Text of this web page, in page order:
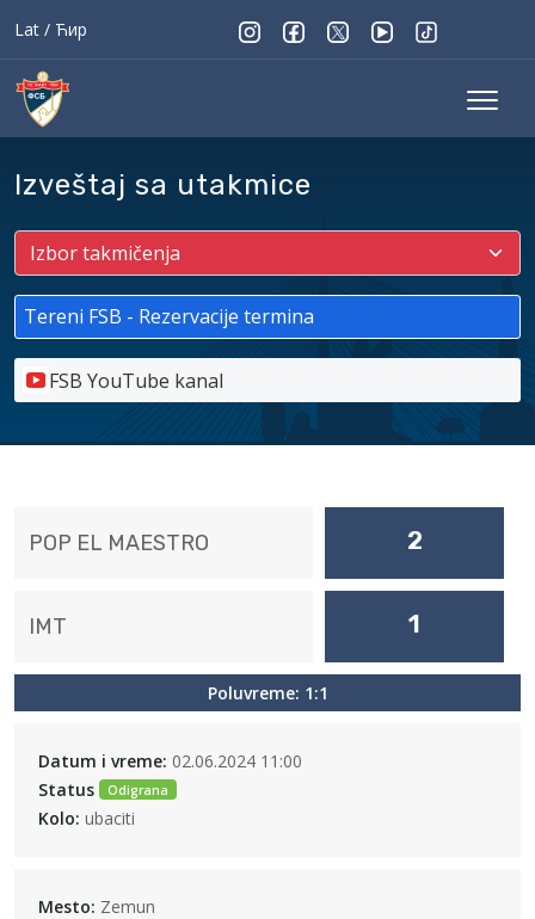
Lat / Ћир
Izveštaj sa utakmice
Tereni FSB - Rezervacije termina
FSB YouTube kanal
POP EL MAESTRO 2
IMT 1
Poluvreme: 1:1
Datum i vreme: 02.06.2024 11:00
Status
Odigrana
Kolo: ubaciti
Mesto: Zemun